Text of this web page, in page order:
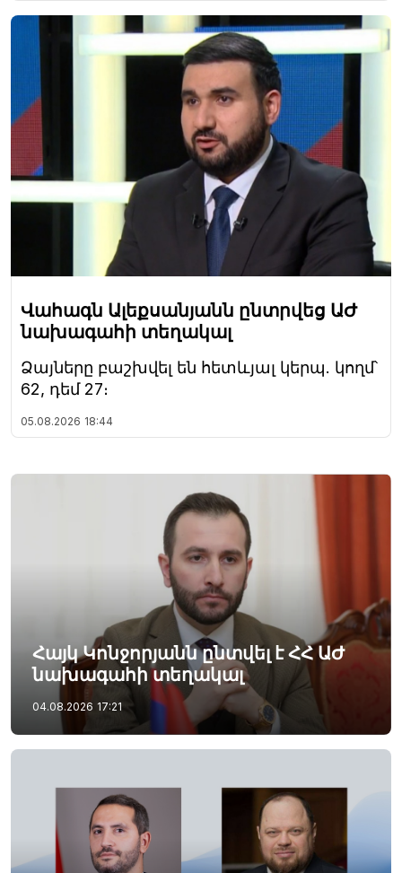
Վահագն Ալեքսանյանն ընտրվեց ԱԺ
նախագահի տեղակալ
Ձայները բաշխվել են հետևյալ կերպ. կողմ՝
62, դեմ 27։
05.08.2026 18:44
Հայկ Կոնջորյանն ընտվել է ՀՀ ԱԺ
նախագահի տեղակալ
04.08.2026 17:21